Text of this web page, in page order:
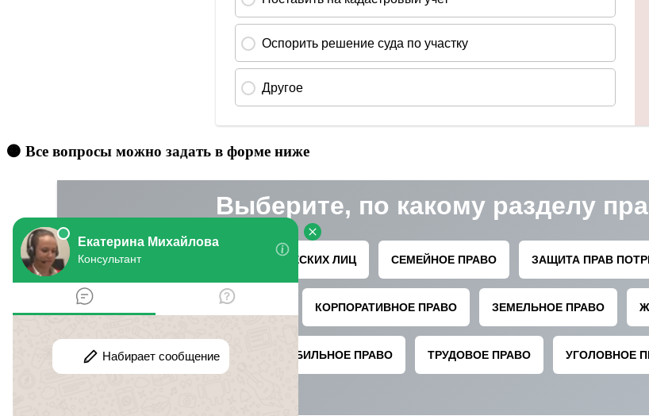
🟠 Все вопросы можно задать в форме ниже